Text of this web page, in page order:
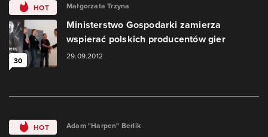
HOT
30
Małgorzata Trzyna
Ministerstwo Gospodarki zamierza
wspierać polskich producentów gier
29.09.2012
HOT Adam "Harpen" Berlik